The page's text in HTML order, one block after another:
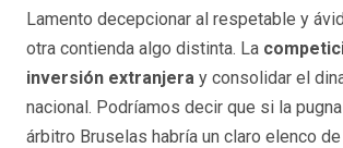
Lamento decepcionar al respetable y
otra contienda algo distinta. La
inversión extranjera y consolidar el
nacional. Podríamos decir que si la
árbitro Bruselas habría un claro elenco